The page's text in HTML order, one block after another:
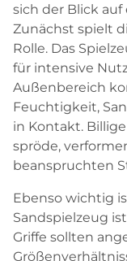
sich der Blick
Zunächst spielt
Rolle. Das
für intensive
Außenbereich
Feuchtigkeit,
in Kontakt.
spröde,
beanspruchten
Ebenso wichtig
Sandspielzeug
Griffe sollten